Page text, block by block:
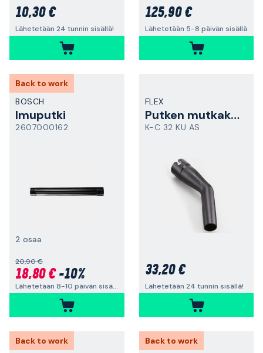
10,30 €
Lähetetään 24 tunnin sisällä!
125,90 €
Lähetetään 5-8 päivän sisällä
Back to work
BOSCH
Imuputki
2607000162
2 osaa
20,90 €
18,80 €-10%
Lähetetään 8-10 päivän sisällä
FLEX
Putken mutkakappale
K-C 32 KU AS
33,20 €
Lähetetään 24 tunnin sisällä!
Back to work
Back to work